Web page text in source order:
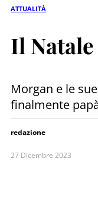
ATTUALITÀ
Il
Morgan e le
finalmente
redazione
27 Dicembre 2023